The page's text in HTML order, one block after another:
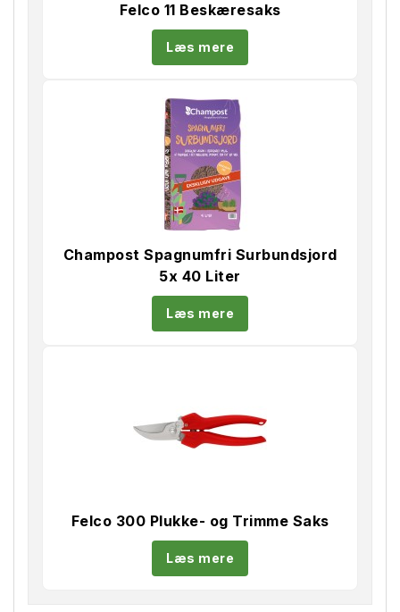
Felco 11 Beskæresaks
Læs mere
Champost Spagnumfri Surbundsjord
5x 40 Liter
Læs mere
Felco 300 Plukke- og Trimme Saks
Læs mere